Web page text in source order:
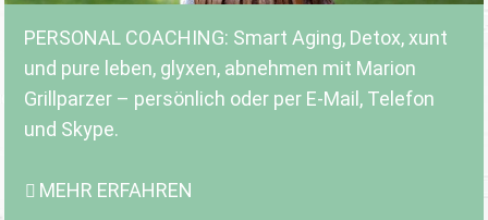
PERSONAL COACHING: Smart Aging, Detox, xunt
und pure leben, glyxen, abnehmen mit Marion
Grillparzer – persönlich oder per E-Mail, Telefon
und Skype.
MEHR ERFAHREN